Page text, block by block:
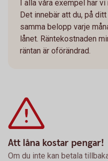
I alla våra exempel har vi
Det innebär att du, på
samma belopp varje
lånet. Räntekostnaden
räntan är oförändrad.
Att låna kostar pengar!
Om du inte kan betala